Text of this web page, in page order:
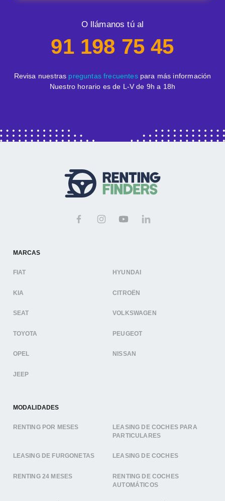
O llámanos tú al
91 198 75 45
Revisa nuestras preguntas frecuentespara más información
Nuestro horario es de L-V de 9h a 18h
MARCAS
FIAT HYUNDAI
KIA CITROËN
SEAT VOLKSWAGEN
TOYOTA PEUGEOT
OPEL NISSAN
JEEP
MODALIDADES
RENTING POR MESES
LEASING DE COCHES PARA
PARTICULARES
LEASING DE FURGONETAS LEASING DE COCHES
RENTING 24 MESES
RENTING DE COCHES
AUTOMÁTICOS